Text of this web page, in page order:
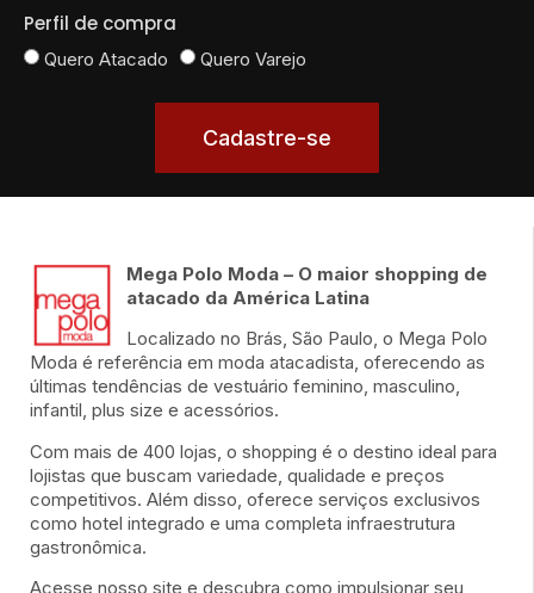
Perfil de compra
Quero Atacado Quero Varejo
Cadastre-se
Mega Polo Moda – O maior shopping de
atacado da América Latina
Localizado no Brás, São Paulo, o Mega Polo
Moda é referência em moda atacadista, oferecendo as
últimas tendências de vestuário feminino, masculino,
infantil, plus size e acessórios.
Com mais de 400 lojas, o shopping é o destino ideal para
lojistas que buscam variedade, qualidade e preços
competitivos. Além disso, oferece serviços exclusivos
como hotel integrado e uma completa infraestrutura
gastronômica.
Acesse nosso site e descubra como impulsionar seu